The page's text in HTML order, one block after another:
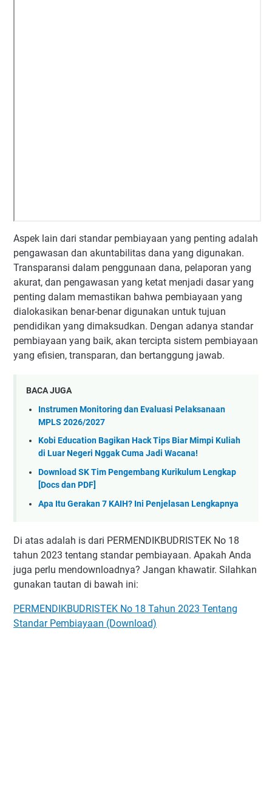
Aspek lain dari standar pembiayaan yang penting adalah
pengawasan dan akuntabilitas dana yang digunakan.
Transparansi dalam penggunaan dana, pelaporan yang
akurat, dan pengawasan yang ketat menjadi dasar yang
penting dalam memastikan bahwa pembiayaan yang
dialokasikan benar-benar digunakan untuk tujuan
pendidikan yang dimaksudkan. Dengan adanya standar
pembiayaan yang baik, akan tercipta sistem pembiayaan
yang efisien, transparan, dan bertanggung jawab.
BACA JUGA
Instrumen Monitoring dan Evaluasi Pelaksanaan
MPLS 2026/2027
Kobi Education Bagikan Hack Tips Biar Mimpi Kuliah
di Luar Negeri Nggak Cuma Jadi Wacana!
Download SK Tim Pengembang Kurikulum Lengkap
[Docs dan PDF]
Apa Itu Gerakan 7 KAIH? Ini Penjelasan Lengkapnya
Di atas adalah is dari PERMENDIKBUDRISTEK No 18
tahun 2023 tentang standar pembiayaan. Apakah Anda
juga perlu mendownloadnya? Jangan khawatir. Silahkan
gunakan tautan di bawah ini:
PERMENDIKBUDRISTEK No 18 Tahun 2023 Tentang
Standar Pembiayaan (Download)